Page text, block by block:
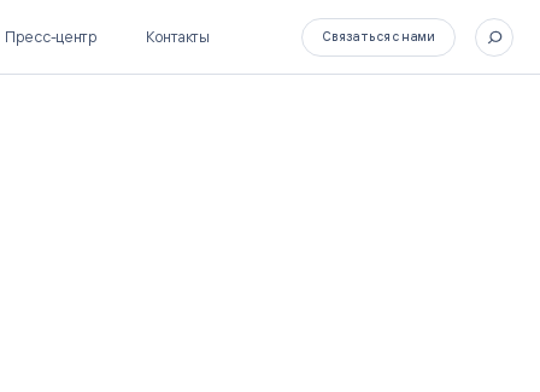
Пресс-центр Контакты Связаться с нами